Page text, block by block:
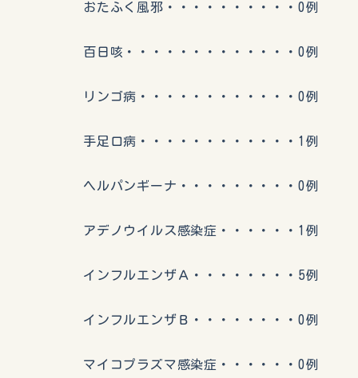
おたふく風邪・・・・・・・・・・0例
百日咳・・・・・・・・・・・・・0例
リンゴ病・・・・・・・・・・・・0例
手足口病・・・・・・・・・・・・1例
ヘルパンギーナ・・・・・・・・・0例
アデノウイルス感染症・・・・・・1例
インフルエンザＡ・・・・・・・・5例
インフルエンザＢ・・・・・・・・0例
マイコプラズマ感染症・・・・・・0例